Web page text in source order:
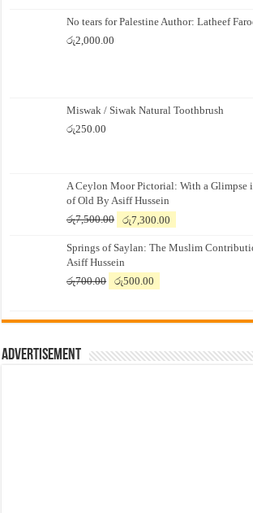
No tears for Palestine Author: Latheef
රු2,000.00
Miswak / Siwak Natural Toothbrush
රු250.00
A Ceylon Moor Pictorial: With a Glimpse
of Old By Asiff Hussein
රු7,500.00
Original
was:
රු7,500.00.
රු7,300.00
is:
Springs of Saylan: The Muslim
Asiff Hussein
රු700.00
Original
රු700.00.
රු500.00
රු500.00.
Advertisement